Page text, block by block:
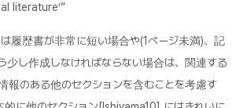
literature’”
履歴書が非常に短い場合や(1ページ未満)、記
少し作成しなければならない場合は、関連する
報のある他のセクションを含むことを考慮す